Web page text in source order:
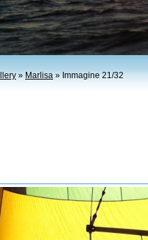
»Marlisa» Immagine 21/32